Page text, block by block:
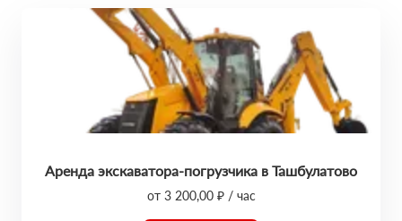
Аренда экскаватора-погрузчика в Ташбулатово
от 3 200,00 ₽ / час